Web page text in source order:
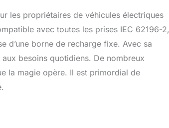
la puissance, le temps de charge et
voyant LED clignotera de différentes
certification CE et est conforme aux
est classé IP65 contre la pluie, la
efficace même dans des environnements
de long peut être utilisé de manière
】Le chargeur DAOLAR type 2 ev offre
les propriétaires de véhicules électriques
avec toutes les prises IEC 62196-2,
d’une borne de recharge fixe. Avec sa
besoins quotidiens. De nombreux
la magie opère. Il est primordial de